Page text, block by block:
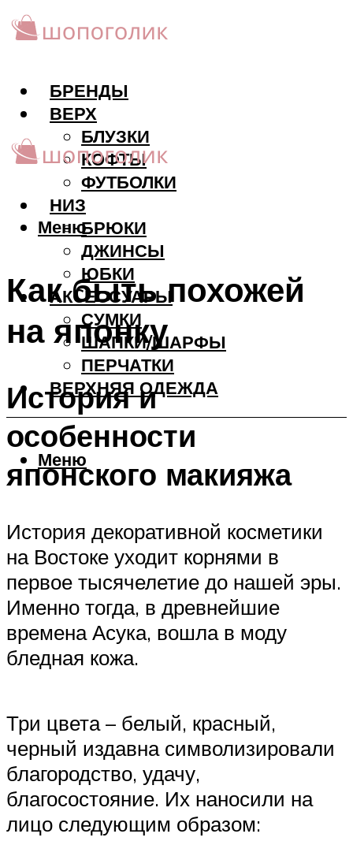
БРЕНДЫ
ВЕРХ
БЛУЗКИ
КОФТЫ
ФУТБОЛКИ
НИЗ
БРЮКИ
ДЖИНСЫ
ЮБКИ
АКCЕССУАРЫ
СУМКИ
ШАПКИ/ШАРФЫ
ПЕРЧАТКИ
ВЕРХНЯЯ ОДЕЖДА
Меню
Меню
Как быть похожей
на японку
История и
особенности
японского макияжа
История декоративной косметики
на Востоке уходит корнями в
первое тысячелетие до нашей эры.
Именно тогда, в древнейшие
времена Асука, вошла в моду
бледная кожа.
Три цвета – белый, красный,
черный издавна символизировали
благородство, удачу,
благосостояние. Их наносили на
лицо следующим образом: